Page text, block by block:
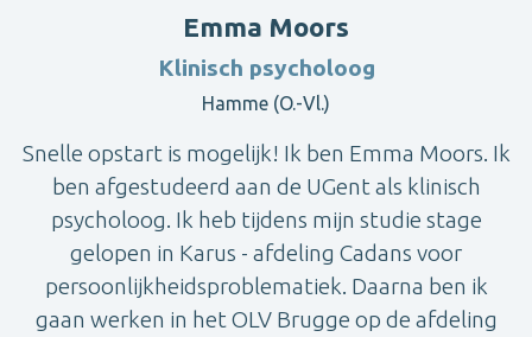
Emma Moors
Klinisch psycholoog
Hamme (O.-Vl.)
Snelle opstart is mogelijk! Ik ben Emma Moors. Ik
ben afgestudeerd aan de UGent als klinisch
psycholoog. Ik heb tijdens mijn studie stage
gelopen in Karus - afdeling Cadans voor
persoonlijkheidsproblematiek. Daarna ben ik
gaan werken in het OLV Brugge op de afdeling